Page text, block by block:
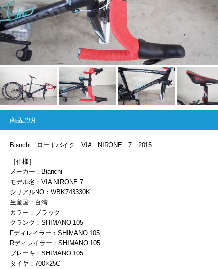
商品説明
Bianchi ロードバイク VIA NIRONE 7 2015
［仕様］
メーカー：Bianchi
モデル名：VIA NIRONE 7
シリアルNO：WBK743330K
生産国：台湾
カラー：ブラック
クランク：SHIMANO 105
Fディレイラー：SHIMANO 105
Rディレイラー：SHIMANO 105
ブレーキ：SHIMANO 105
タイヤ：700×25C